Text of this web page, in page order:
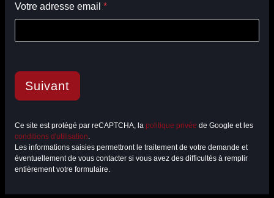
Votre adresse email *
Suivant
Ce site est protégé par reCAPTCHA, la politique privée de Google et les
conditions d'utilisation.
Les informations saisies permettront le traitement de votre demande et
éventuellement de vous contacter si vous avez des difficultés à remplir
entièrement votre formulaire.